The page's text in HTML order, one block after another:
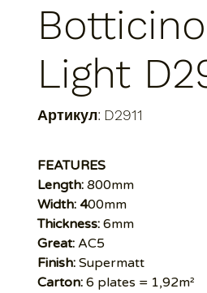
Light
Артикул:
D2911
D2911
FEATURES
Length:800mm
Width: 400mm
Thickness:6mm
Great: AC5
Finish:Supermatt
Carton:6 plates = 1,92m²